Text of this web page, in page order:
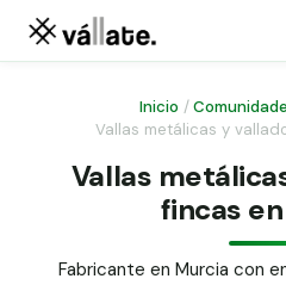
Malla ganadera
Malla simple torsión
Puerta abatible dos
Puerta acceso peatonal
Inicio /
Vallas metálicas y
Vallas
fincas
Fabricante en Murcia con